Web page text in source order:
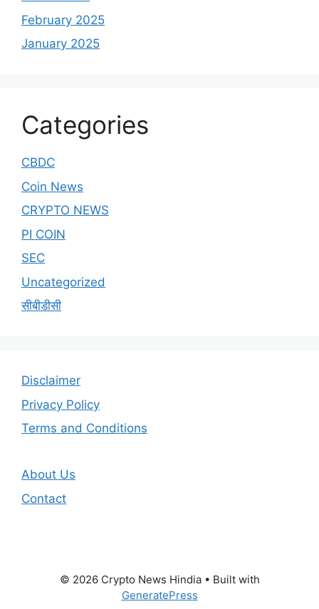
February 2025
January 2025
Categories
CBDC
Coin News
CRYPTO NEWS
PI COIN
SEC
Uncategorized
सीबीडीसी
Disclaimer
Privacy Policy
Terms and Conditions
About Us
Contact
© 2026 Crypto News Hindia• Built with
GeneratePress